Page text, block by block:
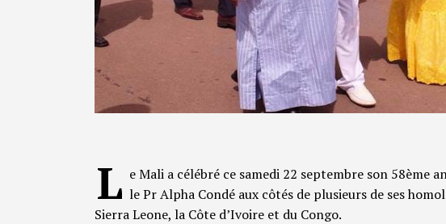
L e Mali a célébré ce samedi 22 septembre son 58ème
le Pr Alpha Condé aux côtés de plusieurs de ses
Sierra Leone, la Côte d’Ivoire et du Congo.